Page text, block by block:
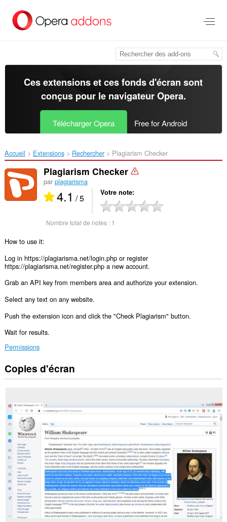
contenu
Ces extensions et ces fonds d'écran sont
conçus pour le navigateur Opera.
Télécharger Opera Free for Android
Accueil Extensions Rechercher Plagiarism Checker‎
Plagiarism Checker
par plagiarisma
4.1 / 5 Votre note
Nombre total de notes : 1
How to use it:
Log in https://plagiarisma.net/login.php or register
https://plagiarisma.net/register.php a new account.
Grab an API key from members area and authorize your extension.
Select any text on any website.
Push the extension icon and click the "Check Plagiarism" button.
Wait for results.
Permissions
Cette
extension
vos
données
sur
tous
les
sites.
Cette
extension
peut
accéder
à
données
Copies d'écran